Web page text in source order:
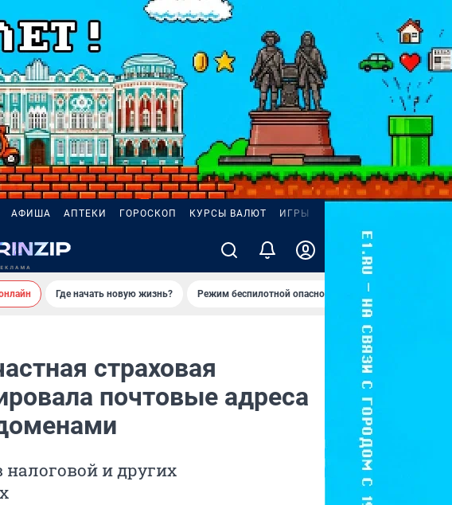
АФИША АПТЕКИ ГОРОСКОП КУРСЫ ВАЛЮТ ИГРЫ
Где начать новую жизнь? Режим беспилотной опасности
страховая
почтовые адреса
налоговой и других